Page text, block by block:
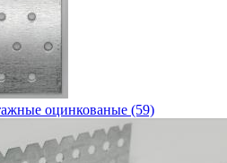
оцинкованые (59)